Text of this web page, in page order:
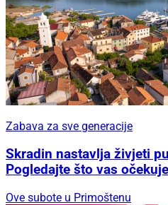
Zabava za sve generacije
Skradin nastavlja živjeti
Pogledajte što vas
Ove subote u Primoštenu